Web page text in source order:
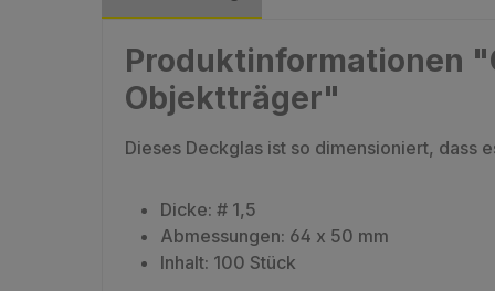
Produktinformationen
Objektträger"
Dieses Deckglas ist so dimensioniert, dass
Dicke: # 1,5
Abmessungen: 64 x 50 mm
Inhalt: 100 Stück